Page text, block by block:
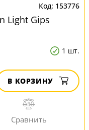
153776
Light Gips
1 шт.
В КОРЗИНУ